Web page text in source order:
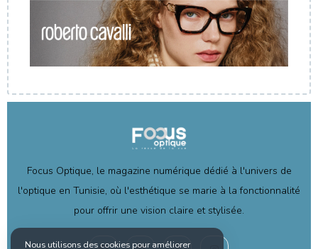
Focus Optique, le magazine numérique dédié à l'univers de
l'optique en Tunisie, où l'esthétique se marie à la fonctionnalité
pour offrir une vision claire et stylisée.
Nous utilisons des cookies pour améliorer